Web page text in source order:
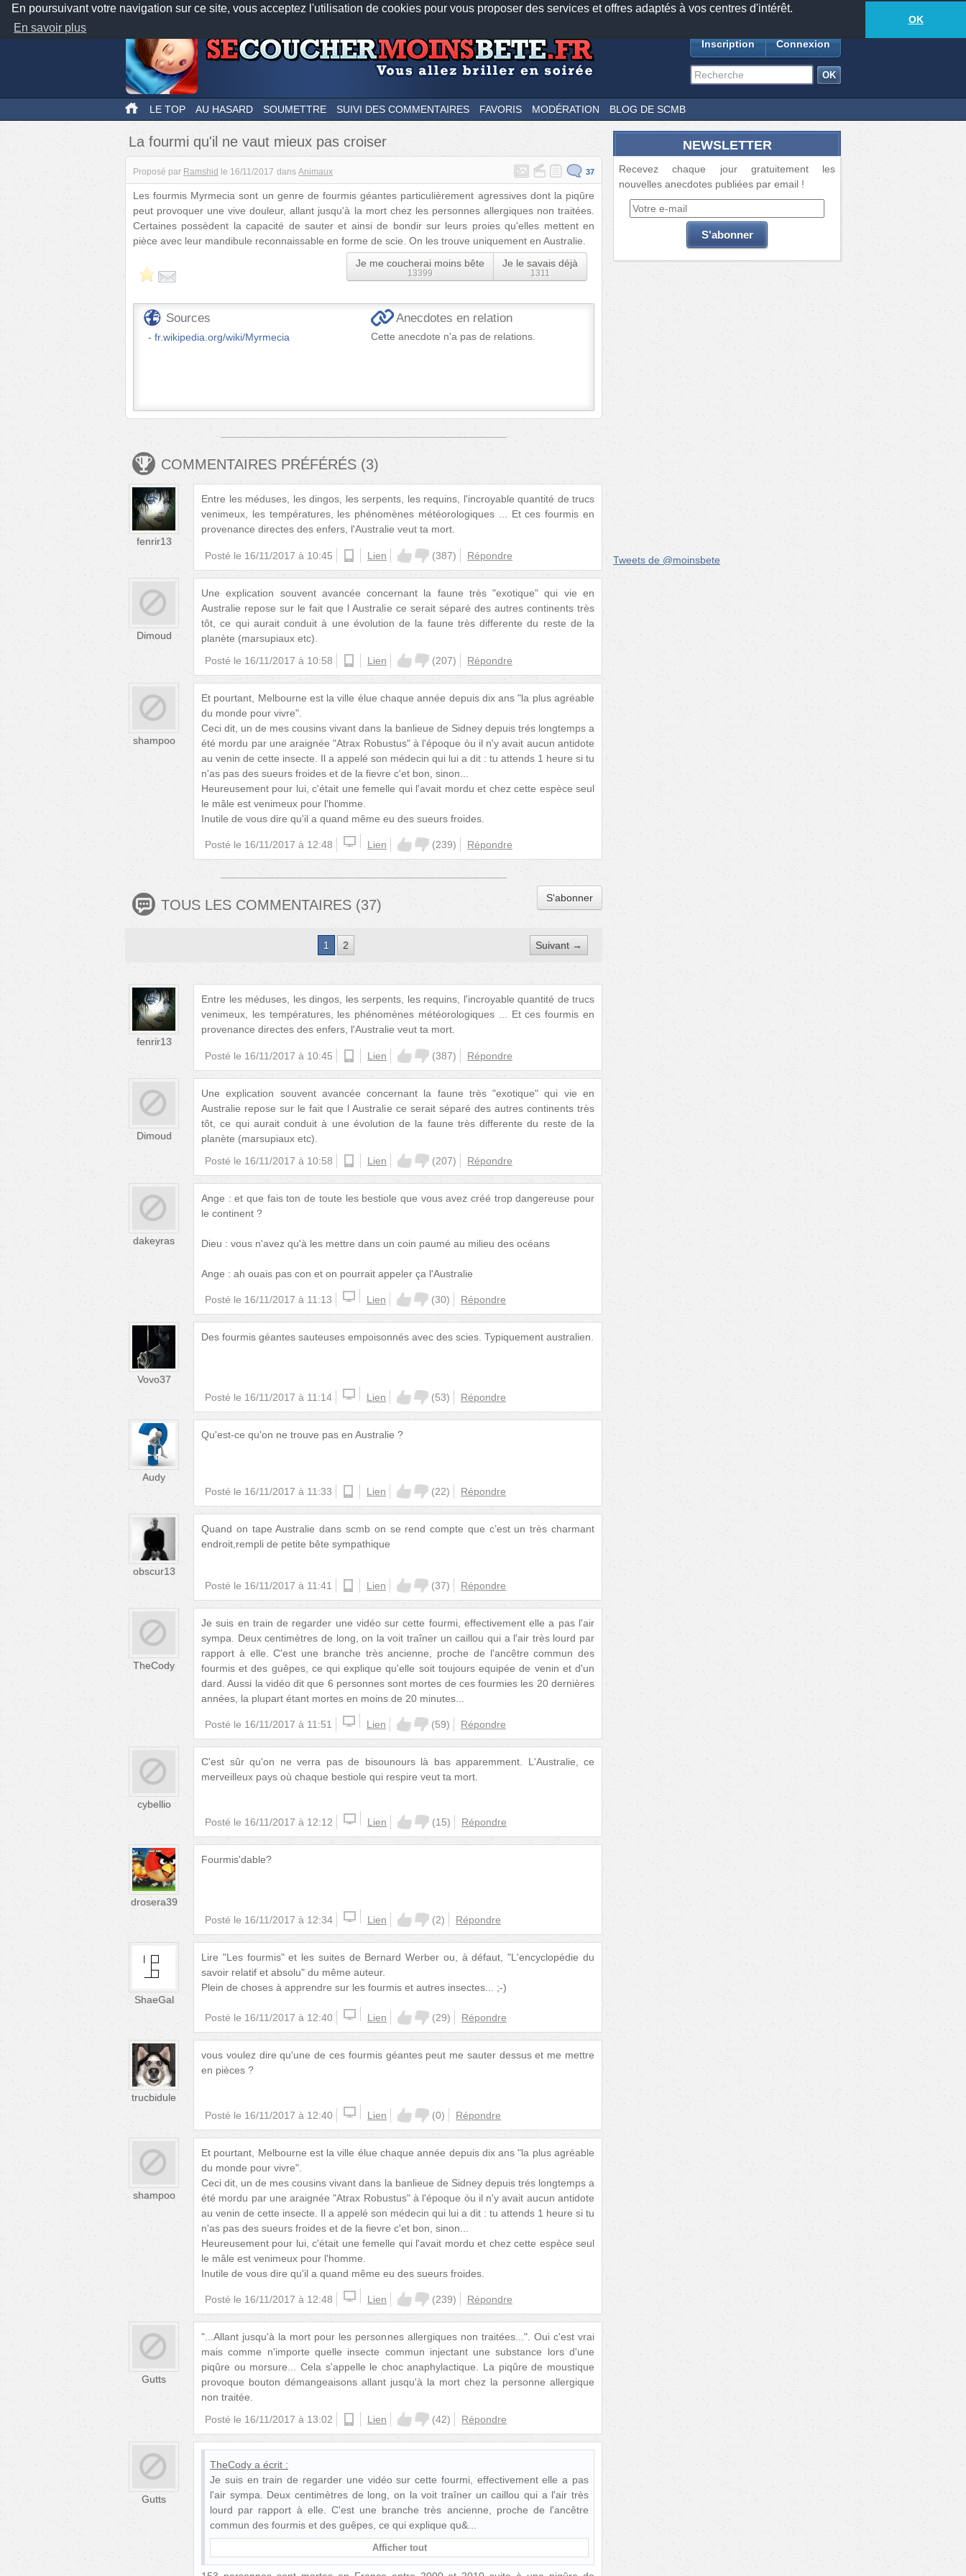
En poursuivant votre navigation sur ce site, vous acceptez l'utilisation de cookies pour vous proposer des services et offres adaptés à vos centres d'intérêt.
En savoir plus
OK
Nos applications mobiles Newsletter Facebook
TwitterFeeds18877anecdotes-415lecteurs connectés
Inscription Connexion
LE TOP AU HASARD SOUMETTRE SUIVI DES COMMENTAIRES FAVORIS MODÉRATION BLOG DE SCMB
La fourmi qu'il ne vaut mieux pas croiser
Proposé par Ramshid le 16/11/2017 dans Animaux 37
Les fourmis Myrmecia sont un genre de fourmis géantes particulièrement agressives dont la piqûre
peut provoquer une vive douleur, allant jusqu'à la mort chez les personnes allergiques non traitées.
Certaines possèdent la capacité de sauter et ainsi de bondir sur leurs proies qu'elles mettent en
pièce avec leur mandibule reconnaissable en forme de scie. On les trouve uniquement en Australie.
Je me coucherai moins bête
13399
Je le savais déjà
1311
Sources
fr.wikipedia.org/wiki/Myrmecia
Anecdotes en relation
Cette anecdote n'a pas de relations.
COMMENTAIRES PRÉFÉRÉS (3)
fenrir13
Entre les méduses, les dingos, les serpents, les requins, l'incroyable quantité de trucs
venimeux, les températures, les phénomènes météorologiques ... Et ces fourmis en
provenance directes des enfers, l'Australie veut ta mort.
Posté le 16/11/2017 à 10:45 Lien (387) Répondre
Dimoud
Une explication souvent avancée concernant la faune très "exotique" qui vie en
Australie repose sur le fait que l Australie ce serait séparé des autres continents très
tôt, ce qui aurait conduit à une évolution de la faune très differente du reste de la
planète (marsupiaux etc).
Posté le 16/11/2017 à 10:58 androidLien (207) Répondre
shampoo
Et pourtant, Melbourne est la ville élue chaque année depuis dix ans "la plus agréable
du monde pour vivre".
Ceci dit, un de mes cousins vivant dans la banlieue de Sidney depuis trés longtemps a
été mordu par une araignée "Atrax Robustus" à l'époque òu il n'y avait aucun antidote
au venin de cette insecte. Il a appelé son médecin qui lui a dit : tu attends 1 heure si tu
n'as pas des sueurs froides et de la fievre c'et bon, sinon...
Heureusement pour lui, c'était une femelle qui l'avait mordu et chez cette espèce seul
le mâle est venimeux pour l'homme.
Inutile de vous dire qu'il a quand même eu des sueurs froides.
Posté le 16/11/2017 à 12:48 Lien (239) Répondre
TOUS LES COMMENTAIRES (37) S'abonner
1 2 Suivant →
fenrir13
Entre les méduses, les dingos, les serpents, les requins, l'incroyable quantité de trucs
venimeux, les températures, les phénomènes météorologiques ... Et ces fourmis en
provenance directes des enfers, l'Australie veut ta mort.
Posté le 16/11/2017 à 10:45 Lien (387) Répondre
Dimoud
Une explication souvent avancée concernant la faune très "exotique" qui vie en
Australie repose sur le fait que l Australie ce serait séparé des autres continents très
tôt, ce qui aurait conduit à une évolution de la faune très differente du reste de la
planète (marsupiaux etc).
Posté le 16/11/2017 à 10:58 androidLien (207) Répondre
dakeyras
Ange : et que fais ton de toute les bestiole que vous avez créé trop dangereuse pour
le continent ?
Dieu : vous n'avez qu'à les mettre dans un coin paumé au milieu des océans
Ange : ah ouais pas con et on pourrait appeler ça l'Australie
Posté le 16/11/2017 à 11:13 Lien (30) Répondre
Vovo37
Des fourmis géantes sauteuses empoisonnés avec des scies. Typiquement australien.
Posté le 16/11/2017 à 11:14 Lien (53) Répondre
Audy
Qu'est-ce qu'on ne trouve pas en Australie ?
Posté le 16/11/2017 à 11:33 androidLien (22) Répondre
obscur13
Quand on tape Australie dans scmb on se rend compte que c’est un très charmant
endroit,rempli de petite bête sympathique
Posté le 16/11/2017 à 11:41 Lien (37) Répondre
TheCody
Je suis en train de regarder une vidéo sur cette fourmi, effectivement elle a pas l'air
sympa. Deux centimètres de long, on la voit traîner un caillou qui a l'air très lourd par
rapport à elle. C'est une branche très ancienne, proche de l'ancêtre commun des
fourmis et des guêpes, ce qui explique qu'elle soit toujours equipée de venin et d'un
dard. Aussi la vidéo dit que 6 personnes sont mortes de ces fourmies les 20 dernières
années, la plupart étant mortes en moins de 20 minutes...
Posté le 16/11/2017 à 11:51 Lien (59) Répondre
cybellio
C'est sûr qu'on ne verra pas de bisounours là bas apparemment. L'Australie, ce
merveilleux pays où chaque bestiole qui respire veut ta mort.
Posté le 16/11/2017 à 12:12 Lien (15) Répondre
drosera39
Fourmis'dable?
Posté le 16/11/2017 à 12:34 Lien (2) Répondre
ShaeGal
Lire "Les fourmis" et les suites de Bernard Werber ou, à défaut, "L'encyclopédie du
savoir relatif et absolu" du même auteur.
Plein de choses à apprendre sur les fourmis et autres insectes... ;-)
Posté le 16/11/2017 à 12:40 Lien (29) Répondre
trucbidule
vous voulez dire qu'une de ces fourmis géantes peut me sauter dessus et me mettre
en pièces ?
Posté le 16/11/2017 à 12:40 Lien (0) Répondre
shampoo
Et pourtant, Melbourne est la ville élue chaque année depuis dix ans "la plus agréable
du monde pour vivre".
Ceci dit, un de mes cousins vivant dans la banlieue de Sidney depuis trés longtemps a
été mordu par une araignée "Atrax Robustus" à l'époque òu il n'y avait aucun antidote
au venin de cette insecte. Il a appelé son médecin qui lui a dit : tu attends 1 heure si tu
n'as pas des sueurs froides et de la fievre c'et bon, sinon...
Heureusement pour lui, c'était une femelle qui l'avait mordu et chez cette espèce seul
le mâle est venimeux pour l'homme.
Inutile de vous dire qu'il a quand même eu des sueurs froides.
Posté le 16/11/2017 à 12:48 Lien (239) Répondre
Gutts
"...Allant jusqu'à la mort pour les personnes allergiques non traitées...". Oui c'est vrai
mais comme n'importe quelle insecte commun injectant une substance lors d'une
piqûre ou morsure... Cela s'appelle le choc anaphylactique. La piqûre de moustique
provoque bouton démangeaisons allant jusqu'à la mort chez la personne allergique
non traitée.
Posté le 16/11/2017 à 13:02 androidLien (42) Répondre
Gutts
TheCody a écrit :
Je suis en train de regarder une vidéo sur cette fourmi, effectivement elle a pas
l'air sympa. Deux centimètres de long, on la voit traîner un caillou qui a l'air très
lourd par rapport à elle. C'est une branche très ancienne, proche de l'ancêtre
commun des fourmis et des guêpes, ce qui explique qu&
Afficher tout
NEWSLETTER
Recevez chaque jour gratuitement les
nouvelles anecdotes publiées par email !
Tweets de @moinsbete